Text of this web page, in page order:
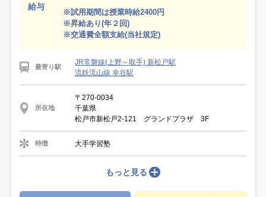
給与
※試用期間は授業時給2400円
※昇給あり(年２回)
※交通費全額支給(当社規定)
最寄り駅
JR常磐線(上野～取手) 新松戸駅
流鉄流山線 幸谷駅
所在地
〒270-0034
千葉県
松戸市新松戸2-121 グランドプラザ 3F
特徴 大手学習塾
もっと見る